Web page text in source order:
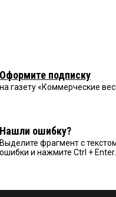
Оформите подписку
на газету «Коммерческие
Нашли ошибку?
Выделите фрагмент с
ошибки и нажмите Ctrl + Enter.